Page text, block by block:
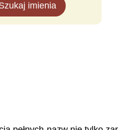
imienia